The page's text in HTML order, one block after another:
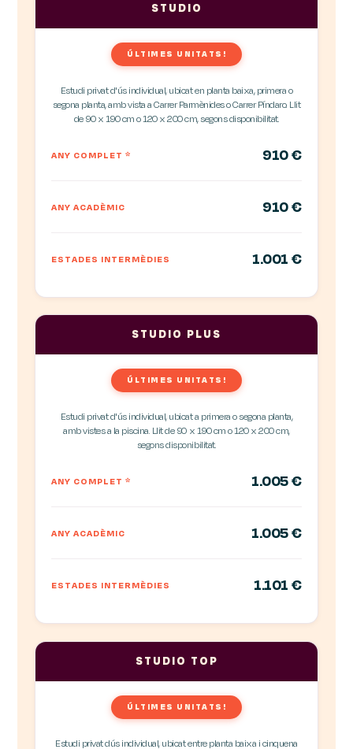
STUDIO
ÚLTIMES UNITATS!
Estudi privat d'ús individual, ubicat en planta baixa, primera o
segona planta, amb vista a Carrer Parmènides o Carrer Píndaro. Llit
de 90 x 190 cm o 120 x 200 cm, segons disponibilitat.
ANY COMPLET* 910 €
ANY ACADÈMIC 910 €
ESTADES INTERMÈDIES 1.001 €
STUDIO PLUS
ÚLTIMES UNITATS!
Estudi privat d'ús individual, ubicat a primera o segona planta,
amb vistes a la piscina. Llit de 90 x 190 cm o 120 x 200 cm,
segons disponibilitat.
ANY COMPLET* 1.005 €
ANY ACADÈMIC 1.005 €
ESTADES INTERMÈDIES 1.101 €
STUDIO TOP
ÚLTIMES UNITATS!
Estudi privat dús individual, ubicat entre planta baixa i cinquena